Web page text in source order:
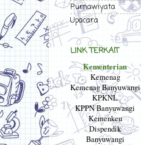
Purnawiyata
Upacara
LINK TERKAIT
Kementerian
Kemenag
Kemenag Banyuwangi
KPKNL
KPPN Banyuwangi
Kemenkeu
Dispendik
Banyuwangi